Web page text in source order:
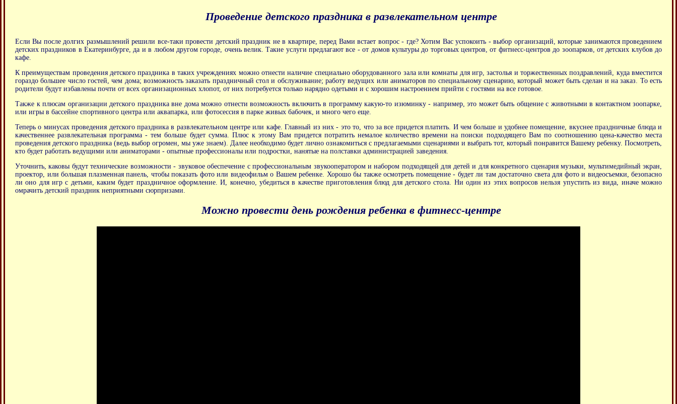
Проведение детского праздника в развлекательном центре
Если Вы после долгих размышлений решили все-таки провести детский праздник не в квартире, перед Вами встает вопрос - где? Хотим Вас успокоить - выбор организаций, которые занимаются проведением
детских праздников в Екатеринбурге, да и в любом другом городе, очень велик. Такие услуги предлагают все - от домов культуры до торговых центров, от фитнесс-центров до зоопарков, от детских клубов до
кафе.
К преимуществам проведения детского праздника в таких учреждениях можно отнести наличие специально оборудованного зала или комнаты для игр, застолья и торжественных поздравлений, куда вместится
гораздо большее число гостей, чем дома; возможность заказать праздничный стол и обслуживание; работу ведущих или аниматоров по специальному сценарию, который может быть сделан и на заказ. То есть
родители будут избавлены почти от всех организационных хлопот, от них потребуется только нарядно одетыми и с хорошим настроением прийти с гостями на все готовое.
Также к плюсам организации детского праздника вне дома можно отнести возможность включить в программу какую-то изюминку - например, это может быть общение с животными в контактном зоопарке,
или игры в бассейне спортивного центра или аквапарка, или фотосессия в парке живых бабочек, и много чего еще.
Теперь о минусах проведения детского праздника в развлекательном центре или кафе. Главный из них - это то, что за все придется платить. И чем больше и удобнее помещение, вкуснее праздничные блюда и
качественнее развлекательная программа - тем больше будет сумма. Плюс к этому Вам придется потратить немалое количество времени на поиски подходящего Вам по соотношению цена-качество места
проведения детского праздника (ведь выбор огромен, мы уже знаем). Далее необходимо будет лично ознакомиться с предлагаемыми сценариями и выбрать тот, который понравится Вашему ребенку. Посмотреть,
кто будет работать ведущими или аниматорами - опытные профессионалы или подростки, нанятые на полставки администрацией заведения.
Уточнить, каковы будут технические возможности - звуковое обеспечение с профессиональным звукооператором и набором подходящей для детей и для конкретного сценария музыки, мультимедийный экран,
проектор, или большая плазменная панель, чтобы показать фото или видеофильмо Вашем ребенке. Хорошо бы также осмотреть помещение - будет ли там достаточно света для фото и видеосъемки, безопасно
ли оно для игр с детьми, каким будет праздничное оформление. И, конечно, убедиться в качестве приготовления блюд для детского стола. Ни один из этих вопросов нельзя упустить из вида, иначе можно
омрачить детский праздник неприятными сюрпризами.
Можно провести день рождения ребенка в фитнесс-центре